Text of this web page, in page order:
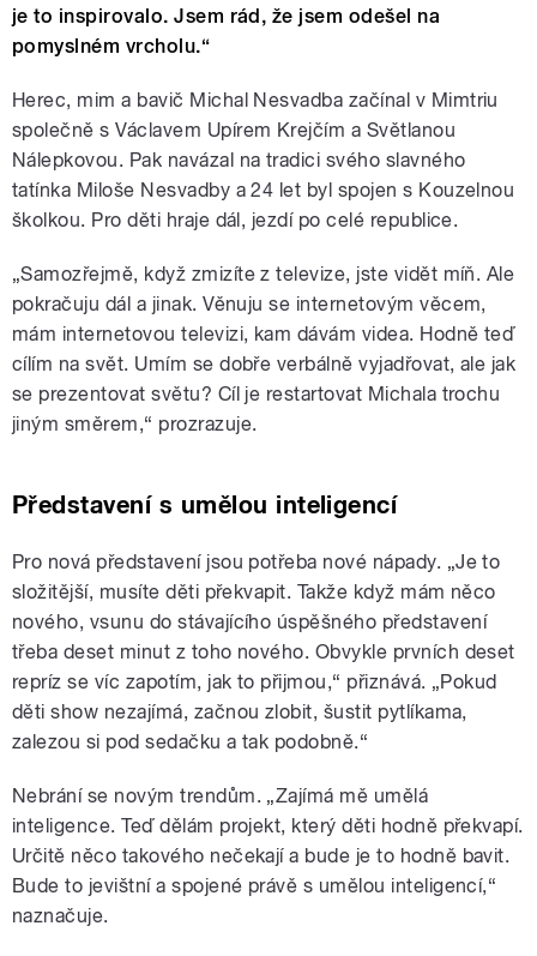
je to inspirovalo. Jsem rád, že jsem odešel na
pomyslném vrcholu.“
Herec, mim a bavič Michal Nesvadba začínal v Mimtriu
společně s Václavem Upírem Krejčím a Světlanou
Nálepkovou. Pak navázal na tradici svého slavného
tatínka Miloše Nesvadby a 24 let byl spojen s Kouzelnou
školkou. Pro děti hraje dál, jezdí po celé republice.
„Samozřejmě, když zmizíte z televize, jste vidět míň. Ale
pokračuju dál a jinak. Věnuju se internetovým věcem,
mám internetovou televizi, kam dávám videa. Hodně teď
cílím na svět. Umím se dobře verbálně vyjadřovat, ale jak
se prezentovat světu? Cíl je restartovat Michala trochu
jiným směrem,“ prozrazuje.
Představení s umělou inteligencí
Pro nová představení jsou potřeba nové nápady. „Je to
složitější, musíte děti překvapit. Takže když mám něco
nového, vsunu do stávajícího úspěšného představení
třeba deset minut z toho nového. Obvykle prvních deset
repríz se víc zapotím, jak to přijmou,“ přiznává. „Pokud
děti show nezajímá, začnou zlobit, šustit pytlíkama,
zalezou si pod sedačku a tak podobně.“
Nebrání se novým trendům. „Zajímá mě umělá
inteligence. Teď dělám projekt, který děti hodně překvapí.
Určitě něco takového nečekají a bude je to hodně bavit.
Bude to jevištní a spojené právě s umělou inteligencí,“
naznačuje.